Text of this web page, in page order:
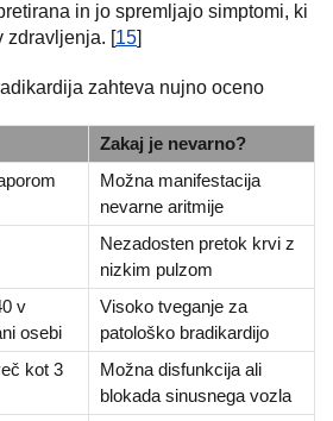
in jo spremljajo simptomi, ki
zdravljenja. [15]
zahteva nujno oceno
Zakaj je nevarno?
Možna manifestacija
nevarne aritmije
Nezadosten pretok krvi z
nizkim pulzom
v
osebi
Visoko tveganje za
patološko bradikardijo
kot 3
Možna disfunkcija ali
blokada sinusnega vozla